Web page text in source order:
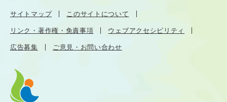
サイトマップ このサイトについて
リンク・著作権・免責事項 ウェブアクセシビリティ
広告募集 ご意見・お問い合わせ